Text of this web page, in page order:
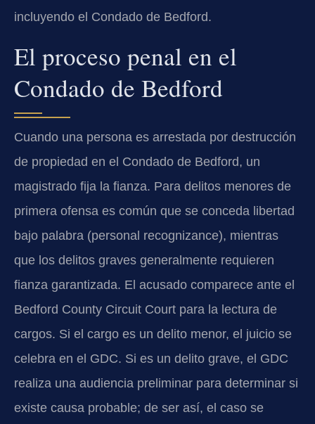
incluyendo el Condado de Bedford.
El proceso penal en el
Condado de Bedford
Cuando una persona es arrestada por destrucción
de propiedad en el Condado de Bedford, un
magistrado fija la fianza. Para delitos menores de
primera ofensa es común que se conceda libertad
bajo palabra (personal recognizance), mientras
que los delitos graves generalmente requieren
fianza garantizada. El acusado comparece ante el
Bedford County Circuit Court para la lectura de
cargos. Si el cargo es un delito menor, el juicio se
celebra en el GDC. Si es un delito grave, el GDC
realiza una audiencia preliminar para determinar si
existe causa probable; de ser así, el caso se